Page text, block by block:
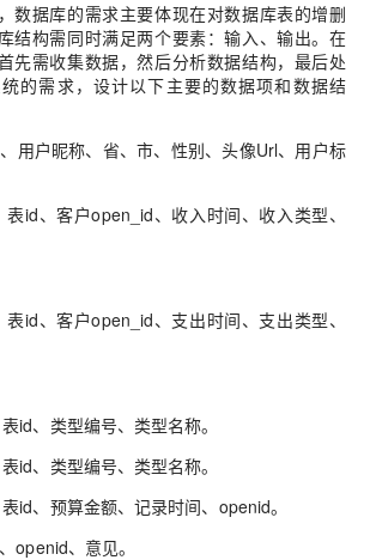
数据库的需求主要体现在对数据库表的增删
结构需同时满足两个要素：输入、输出。在
先需收集数据，然后分析数据结构，最后处
的需求，设计以下主要的数据项和数据结
用户昵称、省、市、性别、头像Url、用户标
id、客户open_id、收入时间、收入类型、
id、客户open_id、支出时间、支出类型、
id、类型编号、类型名称。
id、类型编号、类型名称。
id、预算金额、记录时间、openid。
openid、意见。